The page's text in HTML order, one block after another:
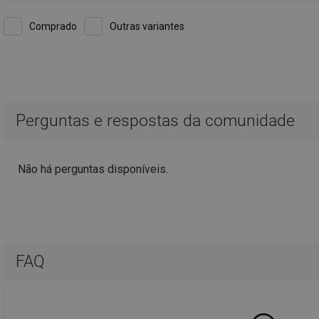
Comprado Outras variantes
-
Mostrar comentário original
Qualidade sem defeitos Requisitos satisfeitos a 100%